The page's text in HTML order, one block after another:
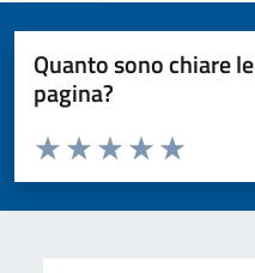
Quanto sono chiare
pagina?
Valuta da 1 a 5 stelle la pagina
Valuta 5
Valuta 4 stelle
Valuta 3 stelle su 5
Valuta 2 stelle su 5
Valuta 1 stelle su 5